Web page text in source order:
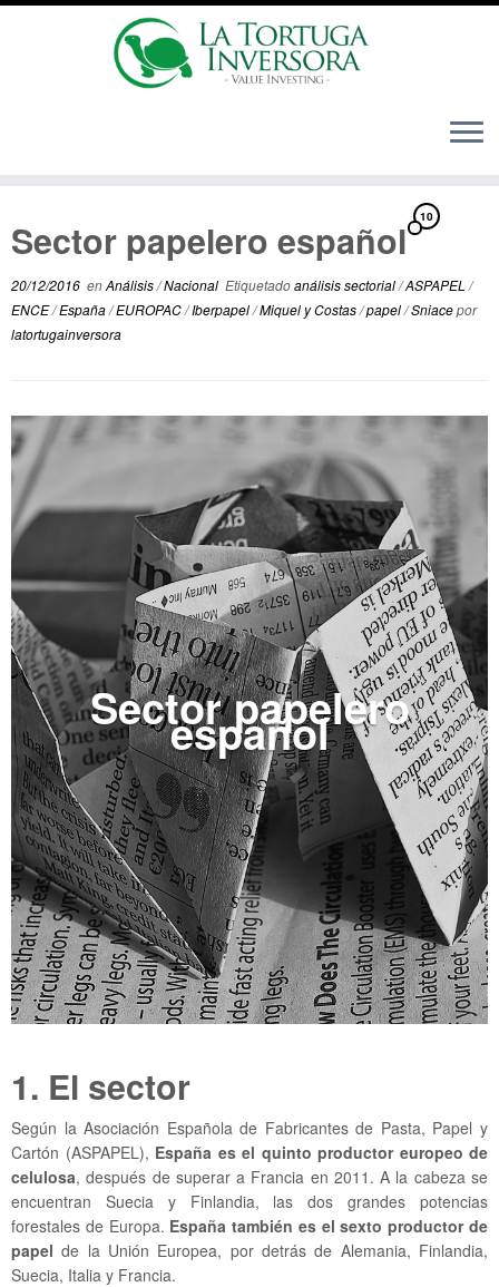
contenido
Sector papelero español 10
20/12/2016 enAnálisis/Nacional Etiquetadoanálisis sectorial/ASPAPEL /
ENCE/España/EUROPAC/Iberpapel/Miquel y Costas/papel/Sniacepor
latortugainversora
Sector papelero
español
1. El sector
Según la Asociación Española de Fabricantes de Pasta, Papel y
Cartón (ASPAPEL), España es el quinto productor europeo de
celulosa, después de superar a Francia en 2011. A la cabeza se
encuentran Suecia y Finlandia, las dos grandes potencias
forestales de Europa. España también es el sexto productor de
papel de la Unión Europea, por detrás de Alemania, Finlandia,
Suecia, Italia y Francia.